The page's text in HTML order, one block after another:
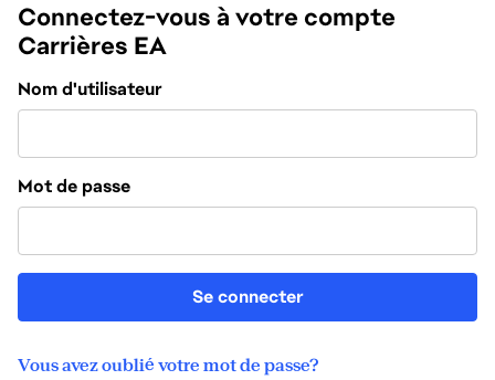
Connectez-vous à votre compte
Carrières EA
Connexion
Nom d'utilisateur
Mot de passe
Se connecter
Vous avez oublié votre mot de passe?